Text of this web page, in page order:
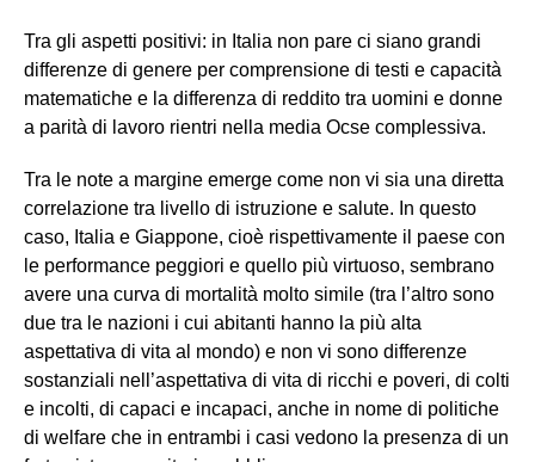
Tra gli aspetti positivi: in Italia non pare ci siano grandi
differenze di genere per comprensione di testi e capacità
matematiche e la differenza di reddito tra uomini e donne
a parità di lavoro rientri nella media Ocse complessiva.
Tra le note a margine emerge come non vi sia una diretta
correlazione tra livello di istruzione e salute. In questo
caso, Italia e Giappone, cioè rispettivamente il paese con
le performance peggiori e quello più virtuoso, sembrano
avere una curva di mortalità molto simile (tra l’altro sono
due tra le nazioni i cui abitanti hanno la più alta
aspettativa di vita al mondo) e non vi sono differenze
sostanziali nell’aspettativa di vita di ricchi e poveri, di colti
e incolti, di capaci e incapaci, anche in nome di politiche
di welfare che in entrambi i casi vedono la presenza di un